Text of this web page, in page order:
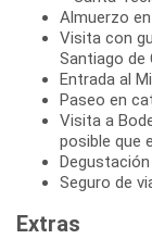
Almuerzo
Visita con
Santiago
Entrada al
Paseo en
Visita a
posible que
Seguro de
Extras